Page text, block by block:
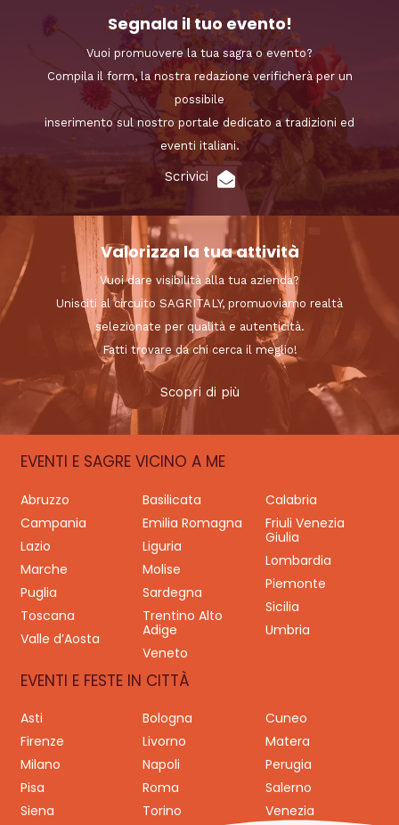
Segnala il tuo evento!
Vuoi promuovere la tua sagra o evento?
Compila il form, la nostra redazione verificherà per un
possibile
inserimento sul nostro portale dedicato a tradizioni ed
eventi italiani.
Scrivici
Valorizza la tua attività
Vuoi dare visibilità alla tua azienda?
Unisciti al circuito SAGRITALY, promuoviamo realtà
selezionate per qualità e autenticità.
Fatti trovare da chi cerca il meglio!
Scopri di più
EVENTI E SAGRE VICINO A ME
Abruzzo Basilicata
Calabria
Campania
Emilia Romagna
Friuli Venezia
Giulia
Lazio
Liguria
Lombardia
Marche
Molise
Piemonte
Puglia
Sardegna
Sicilia
Toscana
Trentino Alto
Adige
Umbria
Valle d’Aosta
Veneto
EVENTI E FESTE IN CITTÀ
Asti Bologna
Cuneo
Firenze
Livorno
Matera
Milano
Napoli
Perugia
Pisa
Roma
Salerno
Siena
Torino Venezia